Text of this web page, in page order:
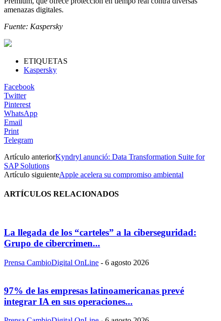
amenazas digitales.
Fuente: Kaspersky
ETIQUETAS
Kaspersky
Facebook
Twitter
Pinterest
WhatsApp
Email
Print
Telegram
Artículo anteriorKyndryl anunció: Data Transformation Suite for
SAP Solutions
Artículo siguienteApple acelera su compromiso ambiental
ARTÍCULOS RELACIONADOS
La llegada de los “carteles” a la ciberseguridad:
Grupo de cibercrimen...
Prensa CambioDigital OnLine - 6 agosto 2026
97% de las empresas latinoamericanas prevé
integrar IA en sus operaciones...